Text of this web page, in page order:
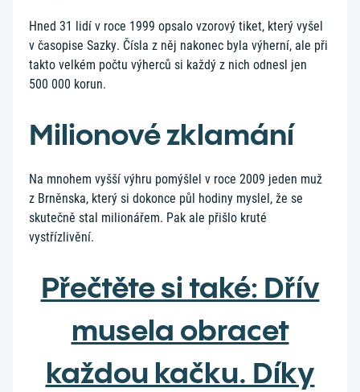
Hned 31 lidí v roce 1999 opsalo vzorový tiket, který vyšel
v časopise Sazky. Čísla z něj nakonec byla výherní, ale při
takto velkém počtu výherců si každý z nich odnesl jen
500 000 korun.
Milionové zklamání
Na mnohem vyšší výhru pomýšlel v roce 2009 jeden muž
z Brněnska, který si dokonce půl hodiny myslel, že se
skutečně stal milionářem. Pak ale přišlo kruté
vystřízlivění.
Přečtěte si také: Dřív
musela obracet
každou kačku. Díky